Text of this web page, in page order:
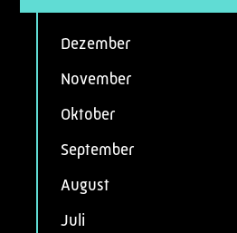
Dezember
November
Oktober
September
August
Juli